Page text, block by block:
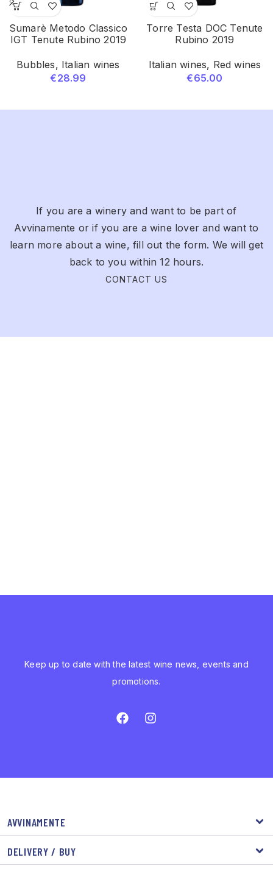
Sumarè Metodo Classico
IGT Tenute Rubino 2019
Bubbles, Italian wines
€28.99
Torre Testa DOC Tenute
Rubino 2019
Italian wines, Red wines
€65.00
If you are a winery and want to be part of
Avvinamente or if you are a wine lover and want to
learn more about a wine, fill out the form. We will get
back to you within 12 hours.
CONTACT US
Keep up to date with the latest wine news, events and
promotions.
AVVINAMENTE
DELIVERY / BUY